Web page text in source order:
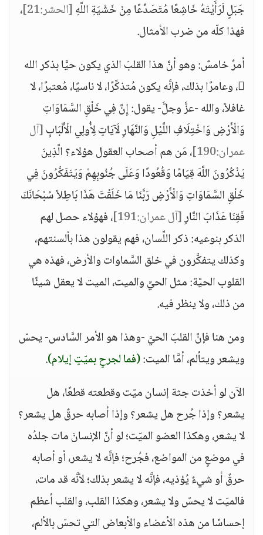
جَبَلٍ لَرَأَيْتَهُ خَاشِعًا مُتَصَدِّعًا مِنْ خَشْيَةِ اللَّهِ[الحشر:21]
،
فهذا كلّه من ضرب الأمثال.
أمرٌ خامسٌ: وهو أنَّ هذا القلبَ الذي يكون حيًّا بذكر الله
، وعامرًا بذلك، فإنَّه يكون مُتذكِّرًا، لا ناسيًا، مُعتبرًا، لا
غافلاً، والله -عزَّ وجلَّ- يقول: إِنَّ فِي خَلْقِ السَّمَاوَاتِ
وَالْأَرْضِ وَاخْتِلَافِ اللَّيْلِ وَالنَّهَارِ لَآيَاتٍ لِأُولِي الْأَلْبَابِ[آل
عمران:190]
، مَن هم أصحاب العقول هؤلاء؟ الَّذِينَ
يَذْكُرُونَ اللَّهَ قِيَامًا وَقُعُودًا وَعَلَى جُنُوبِهِمْ وَيَتَفَكَّرُونَ فِي
خَلْقِ السَّمَاوَاتِ وَالْأَرْضِ رَبَّنَا مَا خَلَقْتَ هَذَا بَاطِلاً سُبْحَانَكَ
فَقِنَا عَذَابَ النَّارِ[آل عمران:191]
، فهؤلاء حصل لهم
الذكر بنوعيه: ذكر اللِّسان، فهم يقولون هذا بألسنتهم،
وكذلك يتفكَّرون في خلق السَّماوات والأرض، فهذه هي
القلوب الحيَّة: مثل الحيِّ والميت، الميت لا يعقل شيئًا
من ذلك، ولا ينظر فيه.
ومن هنا فإنَّ القلبَ الحيَّ -وهذا هو الأمر السَّادس- يحسّ
ويشعر ويتألم، أمَّا الميت:(فما لجرحٍ بميّتٍ إيلام).
الآن لو أخذت جثة إنسان ميّت وقطعته قطعًا، هل
يشعر؟ وإذا جُرح هل يشعر؟ وإذا أصابه حرقٌ هل يشعر؟
لا يشعر، وهكذا العضو الميّت؛ لو أنَّ الإنسانَ مات جلدُه
في موضعٍ من المواضع، فجُرح؛ فإنَّه لا يشعر، أو أصابه
حرقٌ أو شيءٌ يُؤذيه، فإنَّه لا يشعر بذلك؛ لأنَّه قد مات،
فالميّت لا يحسّ ولا يشعر، وهكذا القلب، والقلب أعظم
إحساسًا من هذه الأعضاء والأبعاض التي تحسّ بالألم،